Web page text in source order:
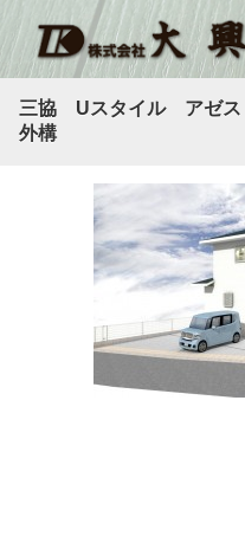
三協 Uスタイル アゼス
外構